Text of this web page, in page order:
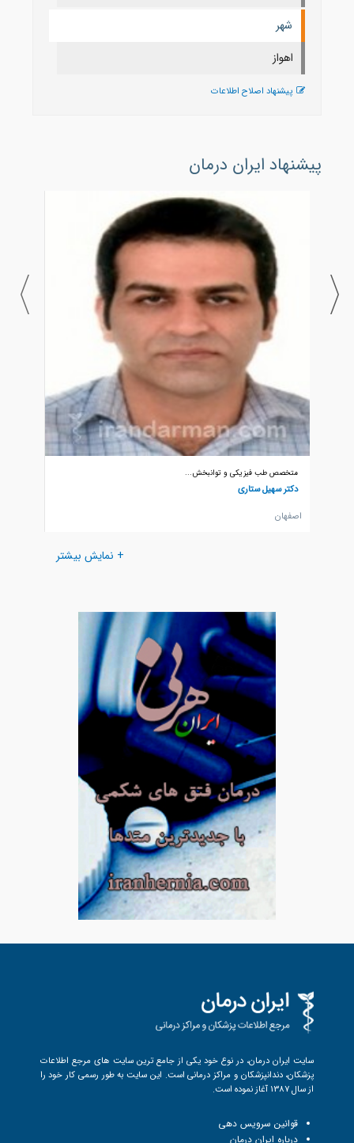
شهر
اهواز
پیشنهاد اصلاح اطلاعات
پیشنهاد ایران درمان
متخصص طب فیزیکی و توانبخش...
دکتر سهیل ستاری
اصفهان
+ نمایش بیشتر
سایت ایران درمان، در نوع خود یکی از جامع ترین سایت های مرجع اطلاعات
پزشکان، دندانپزشکان و مراکز درمانی است. این سایت به طور رسمی کار خود را
از سال 1387 آغاز نموده است.
قوانین سرویس دهی
درباره ایران درمان